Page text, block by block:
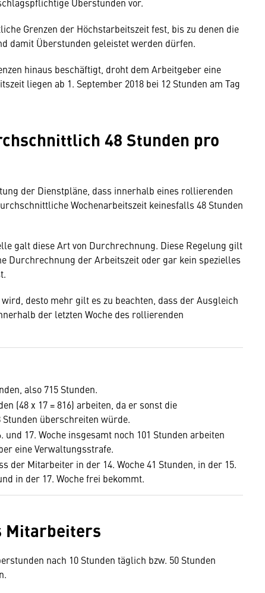
Grenzen der Höchstarbeitszeit fest, bis zu denen die
damit Überstunden geleistet werden dürfen.
hinaus beschäftigt, droht dem Arbeitgeber eine
liegen ab 1. September 2018 bei 12 Stunden am Tag
48 Stunden pro
der Dienstpläne, dass innerhalb eines rollierenden
Wochenarbeitszeit keinesfalls 48 Stunden
galt diese Art von Durchrechnung. Diese Regelung gilt
Durchrechnung der Arbeitszeit oder gar kein spezielles
desto mehr gilt es zu beachten, dass der Ausgleich
der letzten Woche des rollierenden
also 715 Stunden.
(48 x 17 = 816) arbeiten, da er sonst die
überschreiten würde.
17. Woche insgesamt noch 101 Stunden arbeiten
eine Verwaltungsstrafe.
der Mitarbeiter in der 14. Woche 41 Stunden, in der 15.
in der 17. Woche frei bekommt.
Mitarbeiters
nach 10 Stunden täglich bzw. 50 Stunden